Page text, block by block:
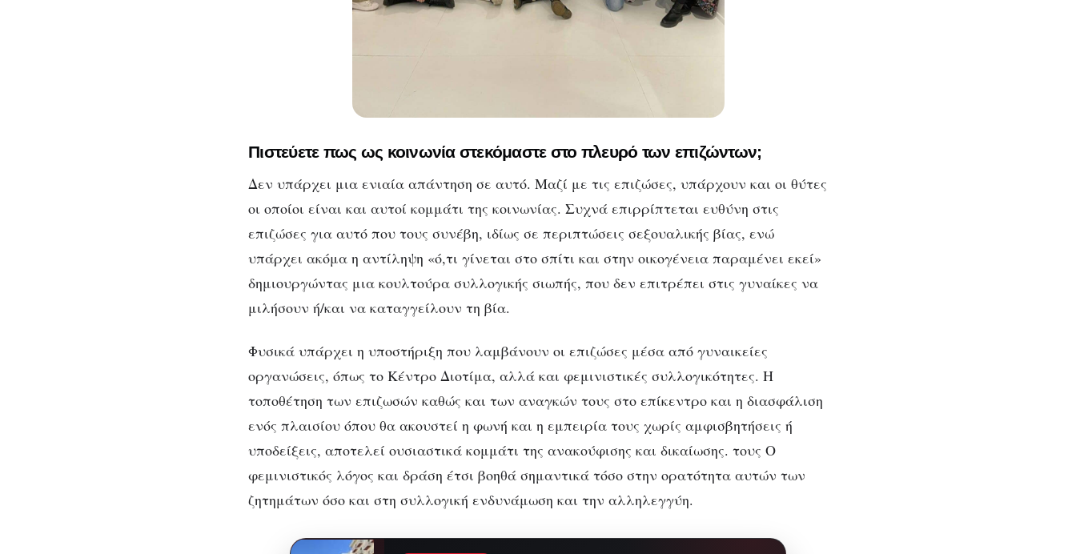
Πιστεύετε πως ως κοινωνία στεκόμαστε στο πλευρό των επιζώντων;
Δεν υπάρχει μια ενιαία απάντηση σε αυτό. Μαζί με τις επιζώσες, υπάρχουν και οι θύτες
οι οποίοι είναι και αυτοί κομμάτι της κοινωνίας. Συχνά επιρρίπτεται ευθύνη στις
επιζώσες για αυτό που τους συνέβη, ιδίως σε περιπτώσεις σεξουαλικής βίας, ενώ
υπάρχει ακόμα η αντίληψη «ό,τι γίνεται στο σπίτι και στην οικογένεια παραμένει εκεί»
δημιουργώντας μια κουλτούρα συλλογικής σιωπής, που δεν επιτρέπει στις γυναίκες να
μιλήσουν ή/και να καταγγείλουν τη βία.
Φυσικά υπάρχει η υποστήριξη που λαμβάνουν οι επιζώσες μέσα από γυναικείες
οργανώσεις, όπως το Κέντρο Διοτίμα, αλλά και φεμινιστικές συλλογικότητες. Η
τοποθέτηση των επιζωσών καθώς και των αναγκών τους στο επίκεντρο και η διασφάλιση
ενός πλαισίου όπου θα ακουστεί η φωνή και η εμπειρία τους χωρίς αμφισβητήσεις ή
υποδείξεις, αποτελεί ουσιαστικά κομμάτι της ανακούφισης και δικαίωσης. τους Ο
φεμινιστικός λόγος και δράση έτσι βοηθά σημαντικά τόσο στην ορατότητα αυτών των
ζητημάτων όσο και στη συλλογική ενδυνάμωση και την αλληλεγγύη.